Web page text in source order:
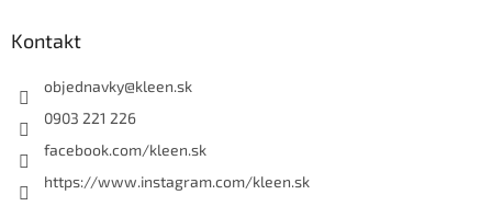
Kontakt
objednavky@kleen.sk
0903 221 226
facebook.com/kleen.sk
https://www.instagram.com/kleen.sk